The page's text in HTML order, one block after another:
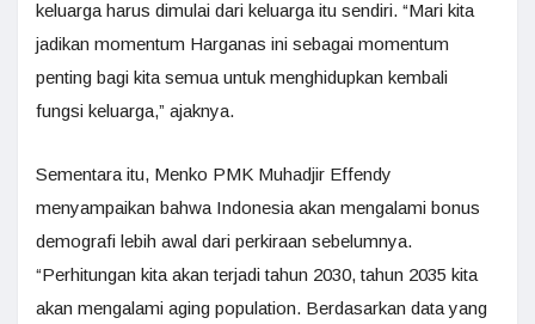
keluarga harus dimulai dari keluarga itu sendiri. “Mari kita
jadikan momentum Harganas ini sebagai momentum
penting bagi kita semua untuk menghidupkan kembali
fungsi keluarga,” ajaknya.
Sementara itu, Menko PMK Muhadjir Effendy
menyampaikan bahwa Indonesia akan mengalami bonus
demografi lebih awal dari perkiraan sebelumnya.
“Perhitungan kita akan terjadi tahun 2030, tahun 2035 kita
akan mengalami aging population. Berdasarkan data yang